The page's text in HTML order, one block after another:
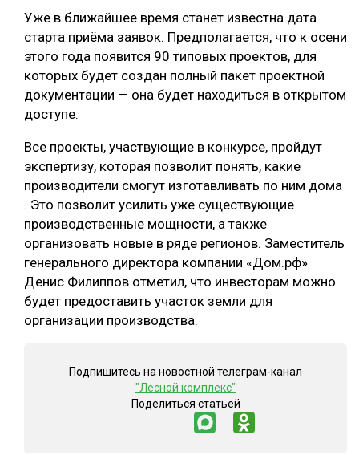
СОРТИРОВКА ДРЕВЕСИНЫ
СУШКА ДРЕВЕСИНЫ
МЕБЕЛЬНОЕ ПРОИЗВОДСТВО
Уже в ближайшее время станет известна дата
старта приёма заявок. Предполагается, что к осени
этого года появится 90 типовых проектов, для
которых будет создан полный пакет проектной
документации — она будет находиться в открытом
доступе.
Все проекты, участвующие в конкурсе, пройдут
экспертизу, которая позволит понять, какие
производители смогут изготавливать по ним дома
. Это позволит усилить уже существующие
производственные мощности, а также
организовать новые в ряде регионов. Заместитель
генерального директора компании «Дом.рф»
Денис Филиппов отметил, что инвесторам можно
будет предоставить участок земли для
организации производства.
Подпишитесь на новостной телеграм-канал
"Лесной комплекс"
Поделиться статьей